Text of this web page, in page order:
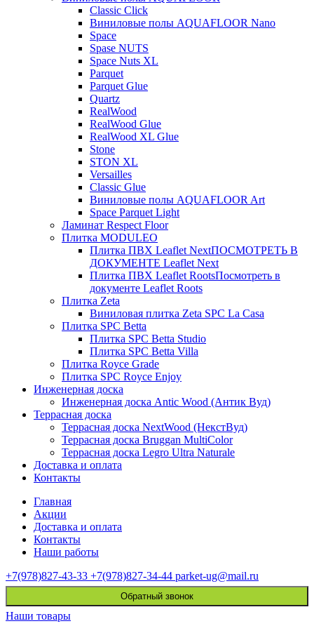
Classic Click
Виниловые полы AQUAFLOOR Nano
Space
Spase NUTS
Space Nuts XL
Parquet
Parquet Glue
Quartz
RealWood
RealWood Glue
RealWood XL Glue
Stone
STON XL
Versailles
Classic Glue
Виниловые полы AQUAFLOOR Art
Space Parquet Light
Ламинат Respect Floor
Плитка MODULEO
Плитка ПВХ Leaflet NextПОСМОТРЕТЬ В
ДОКУМЕНТЕ Leaflet Next
Плитка ПВХ Leaflet RootsПосмотреть в
документе Leaflet Roots
Плитка Zeta
Виниловая плитка Zeta SPC La Casa
Плитка SPC Betta
Плитка SPC Betta Studio
Плитка SPC Betta Villa
Плитка Royce Grade
Плитка SPC Royce Enjoy
Инженерная доска
Инженерная доска Antic Wood (Антик Вуд)
Террасная доска
Террасная доска NextWood (НекстВуд)
Террасная доска Bruggan MultiColor
Террасная доска Legro Ultra Naturale
Доставка и оплата
Контакты
Главная
Акции
Доставка и оплата
Контакты
Наши работы
+7(978)827-43-33 +7(978)827-34-44 parket-ug@mail.ru
Обратный звонок
Наши товары